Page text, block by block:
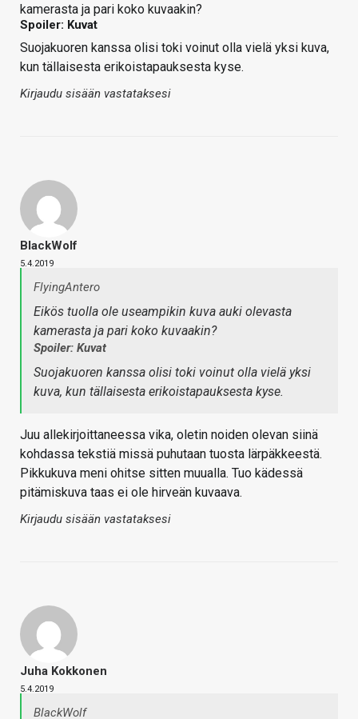
kamerasta ja pari koko kuvaakin?
Spoiler: Kuvat
Suojakuoren kanssa olisi toki voinut olla vielä yksi kuva,
kun tällaisesta erikoistapauksesta kyse.
Kirjaudu sisään vastataksesi
BlackWolf
5.4.2019
FlyingAntero
Eikös tuolla ole useampikin kuva auki olevasta
kamerasta ja pari koko kuvaakin?
Spoiler: Kuvat
Suojakuoren kanssa olisi toki voinut olla vielä yksi
kuva, kun tällaisesta erikoistapauksesta kyse.
Juu allekirjoittaneessa vika, oletin noiden olevan siinä
kohdassa tekstiä missä puhutaan tuosta lärpäkkeestä.
Pikkukuva meni ohitse sitten muualla. Tuo kädessä
pitämiskuva taas ei ole hirveän kuvaava.
Kirjaudu sisään vastataksesi
Juha Kokkonen
5.4.2019
BlackWolf